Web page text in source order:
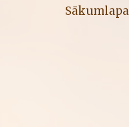
Sākumlapa